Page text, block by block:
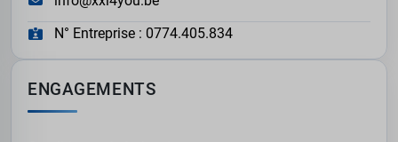
N° Entreprise : 0774.405.834
ENGAGEMENTS